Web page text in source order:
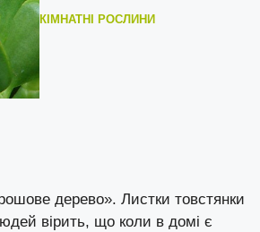
КІМНАТНІ РОСЛИНИ
дерево». Листки товстянки
вірить, що коли в домі є